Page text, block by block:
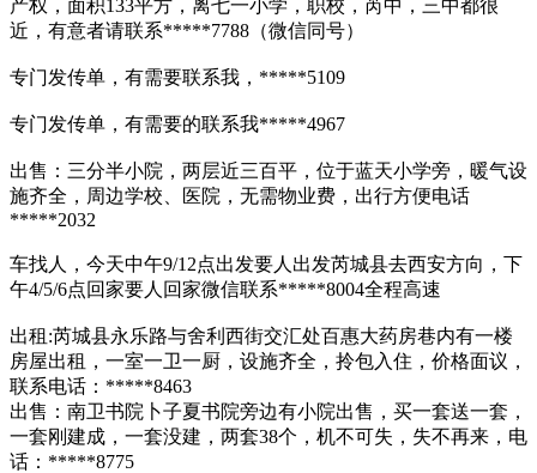
产权，面积133平方，离七一小学，职校，芮中，三中都很
近，有意者请联系*****7788（微信同号）
专门发传单，有需要联系我，*****5109
专门发传单，有需要的联系我*****4967
出售：三分半小院，两层近三百平，位于蓝天小学旁，暖气设
施齐全，周边学校、医院，无需物业费，出行方便电话
*****2032
车找人，今天中午9/12点出发要人出发芮城县去西安方向，下
午4/5/6点回家要人回家微信联系*****8004全程高速
出租:芮城县永乐路与舍利西街交汇处百惠大药房巷内有一楼
房屋出租，一室一卫一厨，设施齐全，拎包入住，价格面议，
联系电话：*****8463
出售：南卫书院卜子夏书院旁边有小院出售，买一套送一套，
一套刚建成，一套没建，两套38个，机不可失，失不再来，电
话：*****8775